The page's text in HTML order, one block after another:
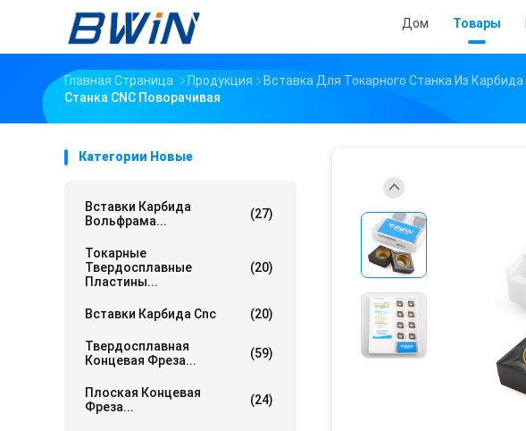
Дом Товары
Главная Страница Продукция Вставка Для Токарного Станка Из Карбида
Станка CNC Поворачивая
Категории Новые
Вставки Карбида
Вольфрама...
(27)
Токарные
Твердосплавные
Пластины...
(20)
Вставки Карбида Cnc (20)
Твердосплавная
Концевая Фреза...
(59)
Плоская Концевая
Фреза...
(24)